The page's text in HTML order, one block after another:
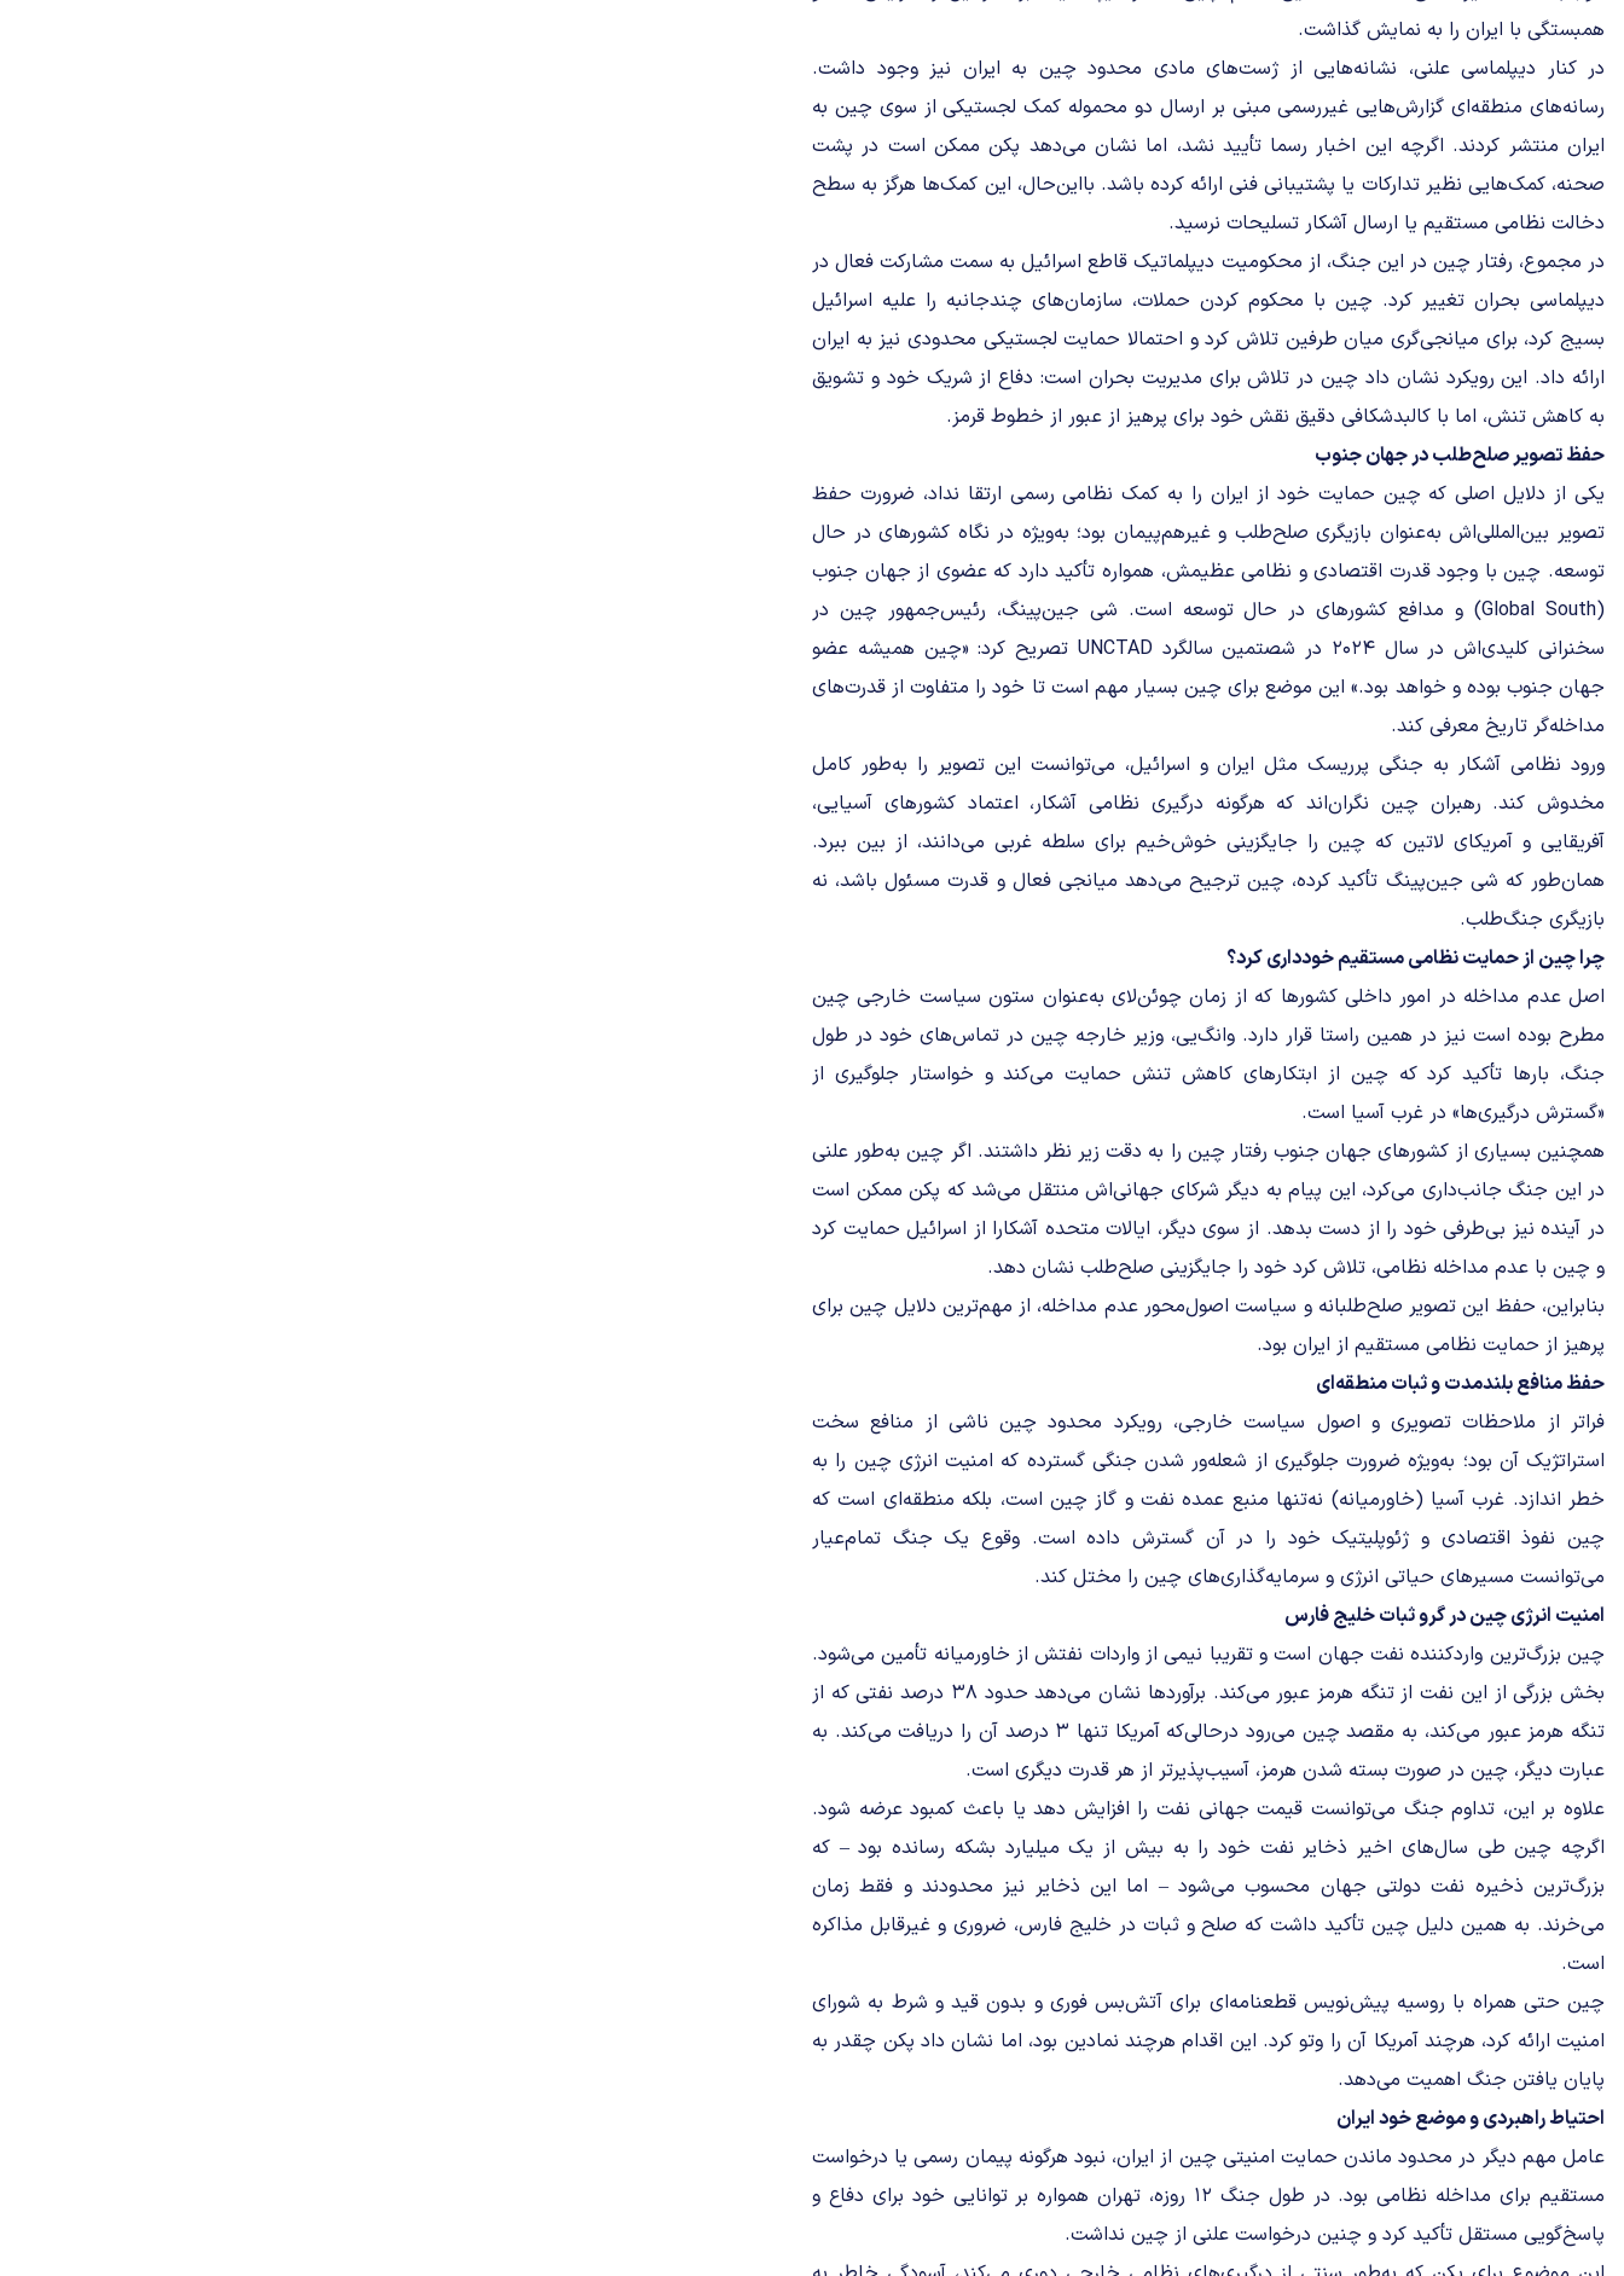
همبستگی با ایران را به نمایش گذاشت.
در کنار دیپلماسی علنی، نشانه‌هایی از ژست‌های مادی محدود چین به ایران نیز وجود داشت.
رسانه‌های منطقه‌ای گزارش‌هایی غیررسمی مبنی بر ارسال دو محموله کمک لجستیکی از سوی چین به
ایران منتشر کردند. اگرچه این اخبار رسما تأیید نشد، اما نشان می‌دهد پکن ممکن است در پشت
‌صحنه، کمک‌هایی نظیر تدارکات یا پشتیبانی فنی ارائه کرده باشد. بااین‌حال، این کمک‌ها هرگز به سطح
دخالت نظامی مستقیم یا ارسال آشکار تسلیحات نرسید.
در مجموع، رفتار چین در این جنگ، از محکومیت دیپلماتیک قاطع اسرائیل به سمت مشارکت فعال در
دیپلماسی بحران تغییر کرد. چین با محکوم کردن حملات، سازمان‌های چندجانبه را علیه اسرائیل
بسیج کرد، برای میانجی‌گری میان طرفین تلاش کرد و احتمالا حمایت لجستیکی محدودی نیز به ایران
ارائه داد. این رویکرد نشان داد چین در تلاش برای مدیریت بحران است: دفاع از شریک خود و تشویق
به کاهش تنش، اما با کالبدشکافی دقیق نقش خود برای پرهیز از عبور از خطوط قرمز.
حفظ تصویر صلح‌طلب در جهان جنوب
یکی از دلایل اصلی که چین حمایت خود از ایران را به کمک نظامی رسمی ارتقا نداد، ضرورت حفظ
تصویر بین‌المللی‌اش به‌عنوان بازیگری صلح‌طلب و غیرهم‌پیمان بود؛ به‌ویژه در نگاه کشورهای در حال
توسعه. چین با وجود قدرت اقتصادی و نظامی عظیمش، همواره تأکید دارد که عضوی از جهان جنوب
(Global South) و مدافع کشورهای در حال توسعه است. شی جین‌پینگ، رئیس‌جمهور چین در
سخنرانی کلیدی‌اش در سال ۲۰۲۴ در شصتمین سالگرد UNCTAD تصریح کرد: «چین همیشه عضو
جهان جنوب بوده و خواهد بود.» این موضع برای چین بسیار مهم است تا خود را متفاوت از قدرت‌های
مداخله‌گر تاریخ معرفی کند.
ورود نظامی آشکار به جنگی پرریسک مثل ایران و اسرائیل، می‌توانست این تصویر را به‌طور کامل
مخدوش کند. رهبران چین نگران‌اند که هرگونه درگیری نظامی آشکار، اعتماد کشورهای آسیایی،
آفریقایی و آمریکای لاتین که چین را جایگزینی خوش‌خیم برای سلطه غربی می‌دانند، از بین ببرد.
همان‌طور که شی جین‌پینگ تأکید کرده، چین ترجیح می‌دهد میانجی فعال و قدرت مسئول باشد، نه
بازیگری جنگ‌طلب.
چرا چین از حمایت نظامی مستقیم خودداری کرد؟
اصل عدم مداخله در امور داخلی کشورها که از زمان چوئن‌لای به‌عنوان ستون سیاست خارجی چین
مطرح بوده است نیز در همین راستا قرار دارد. وانگ‌یی، وزیر خارجه چین در تماس‌های خود در طول
جنگ، بارها تأکید کرد که چین از ابتکارهای کاهش تنش حمایت می‌کند و خواستار جلوگیری از
«گسترش درگیری‌ها» در غرب آسیا است.
همچنین بسیاری از کشورهای جهان جنوب رفتار چین را به ‌دقت زیر نظر داشتند. اگر چین به‌طور علنی
در این جنگ جانب‌داری می‌کرد، این پیام به دیگر شرکای جهانی‌اش منتقل می‌شد که پکن ممکن است
در آینده نیز بی‌طرفی خود را از دست بدهد. از سوی دیگر، ایالات متحده آشکارا از اسرائیل حمایت کرد
و چین با عدم مداخله نظامی، تلاش کرد خود را جایگزینی صلح‌طلب نشان دهد.
بنابراین، حفظ این تصویر صلح‌طلبانه و سیاست اصول‌محور عدم مداخله، از مهم‌ترین دلایل چین برای
پرهیز از حمایت نظامی مستقیم از ایران بود.
حفظ منافع بلندمدت و ثبات منطقه‌ای
فراتر از ملاحظات تصویری و اصول سیاست خارجی، رویکرد محدود چین ناشی از منافع سخت
استراتژیک آن بود؛ به‌ویژه ضرورت جلوگیری از شعله‌ور شدن جنگی گسترده که امنیت انرژی چین را به
خطر اندازد. غرب آسیا (خاورمیانه) نه‌تنها منبع عمده نفت و گاز چین است، بلکه منطقه‌ای است که
چین نفوذ اقتصادی و ژئوپلیتیک خود را در آن گسترش داده است. وقوع یک جنگ تمام‌عیار
می‌توانست مسیرهای حیاتی انرژی و سرمایه‌گذاری‌های چین را مختل کند.
امنیت انرژی چین در گرو ثبات خلیج فارس
چین بزرگ‌ترین واردکننده نفت جهان است و تقریبا نیمی از واردات نفتش از خاورمیانه تأمین می‌شود.
بخش بزرگی از این نفت از تنگه هرمز عبور می‌کند. برآوردها نشان می‌دهد حدود ۳۸ درصد نفتی که از
تنگه هرمز عبور می‌کند، به مقصد چین می‌رود درحالی‌که آمریکا تنها ۳ درصد آن را دریافت می‌کند. به
عبارت دیگر، چین در صورت بسته شدن هرمز، آسیب‌پذیرتر از هر قدرت دیگری است.
علاوه بر این، تداوم جنگ می‌توانست قیمت جهانی نفت را افزایش دهد یا باعث کمبود عرضه شود.
اگرچه چین طی سال‌های اخیر ذخایر نفت خود را به بیش از یک میلیارد بشکه رسانده بود – که
بزرگ‌ترین ذخیره نفت دولتی جهان محسوب می‌شود – اما این ذخایر نیز محدودند و فقط زمان
می‌خرند. به همین دلیل چین تأکید داشت که صلح و ثبات در خلیج فارس، ضروری و غیرقابل مذاکره
است.
چین حتی همراه با روسیه پیش‌نویس قطعنامه‌ای برای آتش‌بس فوری و بدون قید و شرط به شورای
امنیت ارائه کرد، هرچند آمریکا آن را وتو کرد. این اقدام هرچند نمادین بود، اما نشان داد پکن چقدر به
پایان یافتن جنگ اهمیت می‌دهد.
احتیاط راهبردی و موضع خود ایران
عامل مهم دیگر در محدود ماندن حمایت امنیتی چین از ایران، نبود هرگونه پیمان رسمی یا درخواست
مستقیم برای مداخله نظامی بود. در طول جنگ ۱۲ روزه، تهران همواره بر توانایی خود برای دفاع و
پاسخ‌گویی مستقل تأکید کرد و چنین درخواست علنی‌ از چین نداشت.